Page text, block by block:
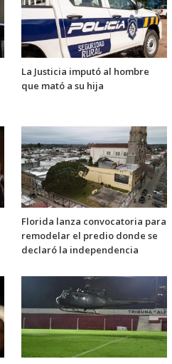
La Justicia imputó al hombre
que mató a su hija
Florida lanza convocatoria para
remodelar el predio donde se
declaró la independencia